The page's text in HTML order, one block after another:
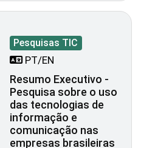
Pesquisas TIC
PT/EN
Resumo Executivo -
Pesquisa sobre o uso
das tecnologias de
informação e
comunicação nas
empresas brasileiras